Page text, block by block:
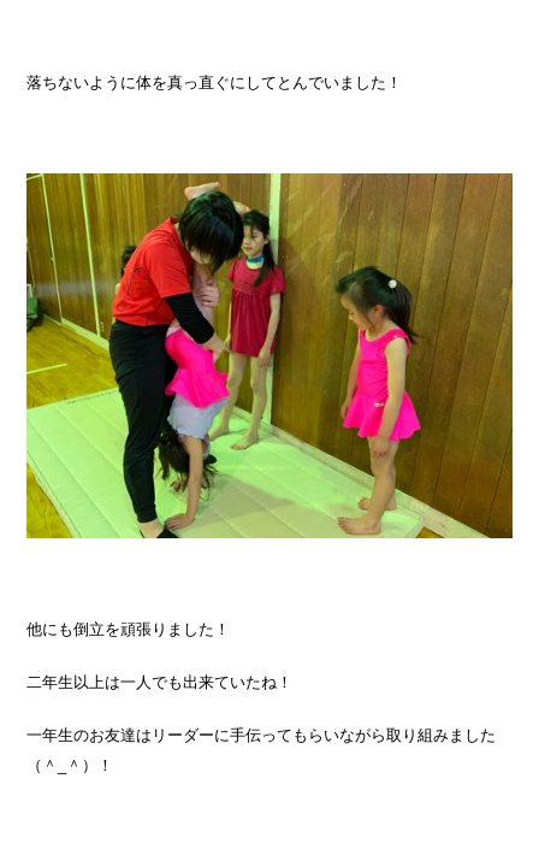
落ちないように体を真っ直ぐにしてとんでいました！
他にも倒立を頑張りました！
二年生以上は一人でも出来ていたね！
一年生のお友達はリーダーに手伝ってもらいながら取り組みました
（＾_＾）！